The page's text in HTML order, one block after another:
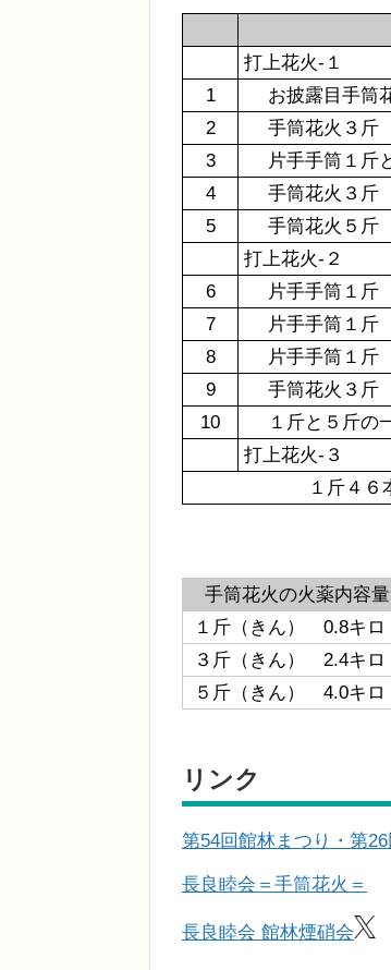
打上花火-１
1
お披露目手筒
2
手筒花火３斤
3
片手手筒１斤
4
手筒花火３斤
5
手筒花火５斤
打上花火-２
6
片手手筒１斤
7
片手手筒１斤
8
片手手筒１斤
9
手筒花火３斤
10
１斤と５斤の
打上花火-３
１斤４６
手筒花火の火薬内容
１斤（きん） 0.8キロ
３斤（きん） 2.4キロ
５斤（きん） 4.0キロ
リンク
第54回館林まつり・第
長良睦会＝手筒花火＝
長良睦会 館林煙硝会